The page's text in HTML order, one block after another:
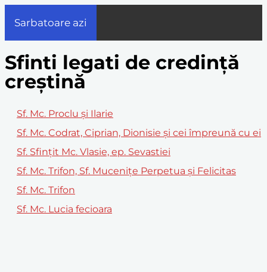
Sarbatoare azi
Sfinti legati de credință
creștină
Sf. Mc. Proclu și Ilarie
Sf. Mc. Codrat, Ciprian, Dionisie și cei împreună cu ei
Sf. Sfințit Mc. Vlasie, ep. Sevastiei
Sf. Mc. Trifon, Sf. Muceniţe Perpetua şi Felicitas
Sf. Mc. Trifon
Sf. Mc. Lucia fecioara